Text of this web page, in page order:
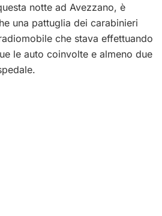
notte ad Avezzano, è
una pattuglia dei carabinieri
che stava effettuando
le auto coinvolte e almeno due